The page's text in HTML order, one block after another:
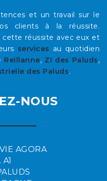
et un travail sur le
clients à la réussite.
cette réussite avec eux et
services au quotidien
Reillanne, ZI des Paluds,
des Paluds.
NOUS
AGORA